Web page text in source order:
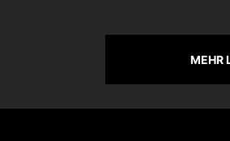
MEHR